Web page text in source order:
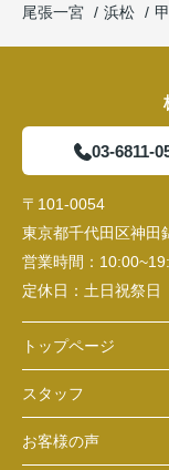
尾張一宮
浜松
03-6811-
〒101-0054
東京都千代田区神田
営業時間：
定休日： 土日祝祭日
トップページ
スタッフ
お客様の声